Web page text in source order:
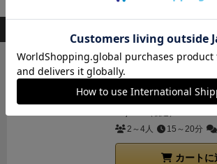
まっていますがどこから遊んでも
ということで、デッキとストーリ
ルながらも飽きが来ないようにリ
4人と2人で計5回く
た。数ラウンド先を見通してアク
大変なのですが、ラウンド終わり
えているので、このラウンドはこ
なっている。インタラクションの
リーモードが存在する上に支援カ
類用意されているため、リプレイ
面白い。またルールも複雑でなく
ー以外にもとっつき易く幅広い層
ームだと思う。
キングドミノ
欲しいタイルを手に入
広がる自分の王国を広げ
2～4人 15～20分
カートに